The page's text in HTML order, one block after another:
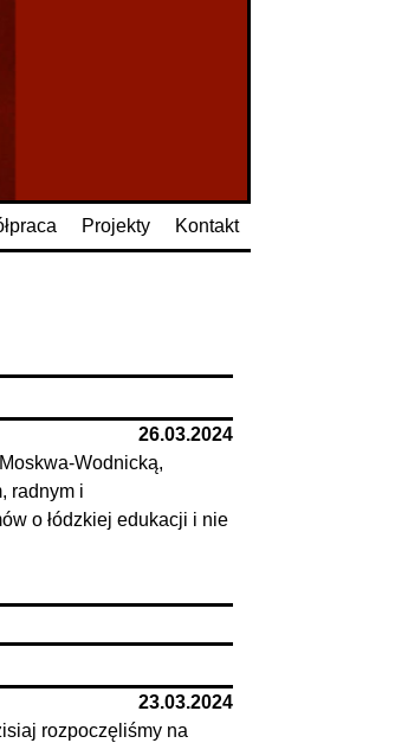
Projekty Kontakt
26.03.2024
Wodnicką,
radnym i
o łódzkiej edukacji i nie
23.03.2024
rozpoczęliśmy na